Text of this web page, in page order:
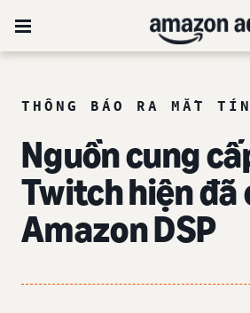
THÔNG BÁO RA MẮT
Nguồn cung
Twitch hiện
Amazon DSP